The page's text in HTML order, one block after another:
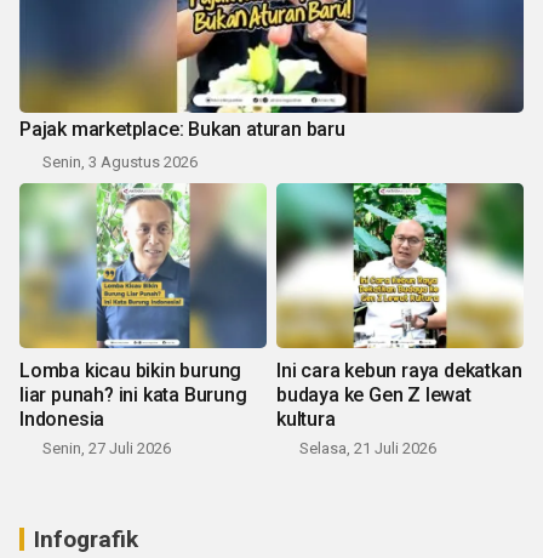
Pajak marketplace: Bukan aturan baru
Senin, 3 Agustus 2026
Lomba kicau bikin burung
liar punah? ini kata Burung
Indonesia
Senin, 27 Juli 2026
Ini cara kebun raya dekatkan
budaya ke Gen Z lewat
kultura
Selasa, 21 Juli 2026
Infografik